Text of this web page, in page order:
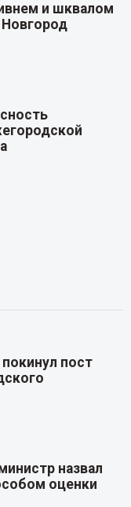
и шквалом
пост
назвал
оценки